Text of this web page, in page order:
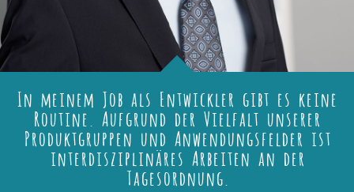
In meinem Job als Entwickler gibt es keine
Routine. Aufgrund der Vielfalt unserer
Produktgruppen und Anwendungsfelder ist
interdisziplinäres Arbeiten an der
Tagesordnung.